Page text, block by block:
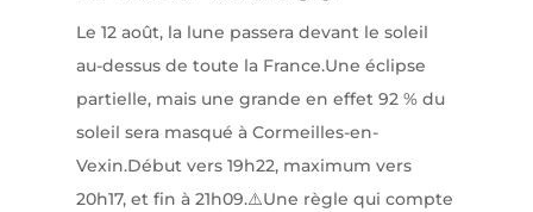
Le 12 août, la lune passera devant le soleil
au-dessus de toute la France.Une éclipse
partielle, mais une grande en effet 92 % du
soleil sera masqué à Cormeilles-en-
Vexin.Début vers 19h22, maximum vers
20h17, et fin à 21h09.⚠️Une règle qui compte